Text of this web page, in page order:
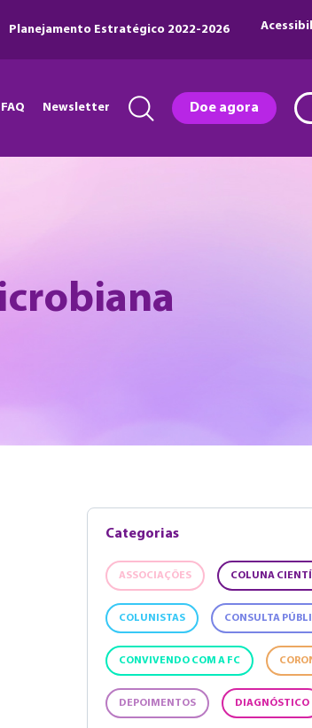
Planejamento Estratégico 2022-2026
FAQ Newsletter Doe agora
Categorias
ASSOCIAÇÕES COLUNA
COLUNISTAS CONSULTA
CONVIVENDO COM A FC
DEPOIMENTOS DIAGNÓSTICO